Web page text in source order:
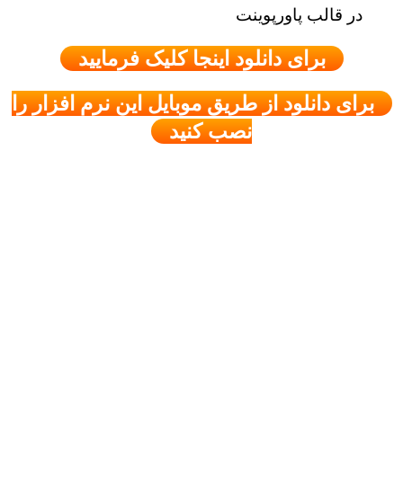
در قالب پاورپوینت
برای دانلود اینجا کلیک فرمایید
برای دانلود از طریق موبایل این نرم افزار را
نصب کنید